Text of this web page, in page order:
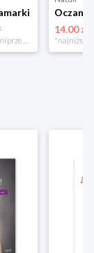
*najniższa cena z 30 dni przed obniżką
14.00 zł